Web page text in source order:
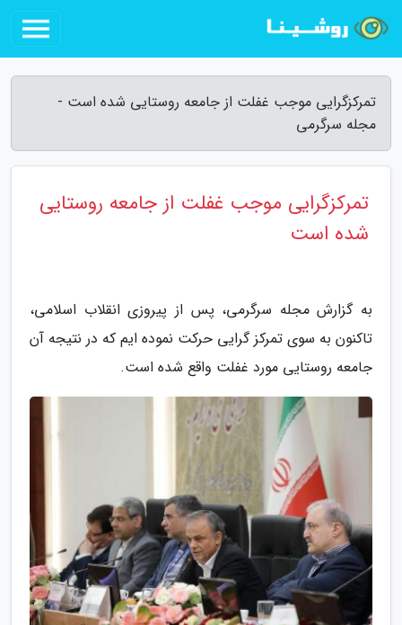
تمرکزگرایی موجب غفلت از جامعه روستایی شده است -
مجله سرگرمی
تمرکزگرایی موجب غفلت از جامعه روستایی
شده است
به گزارش مجله سرگرمی، پس از پیروزی انقلاب اسلامی،
تاکنون به سوی تمرکز گرایی حرکت نموده ایم که در نتیجه آن
جامعه روستایی مورد غفلت واقع شده است.